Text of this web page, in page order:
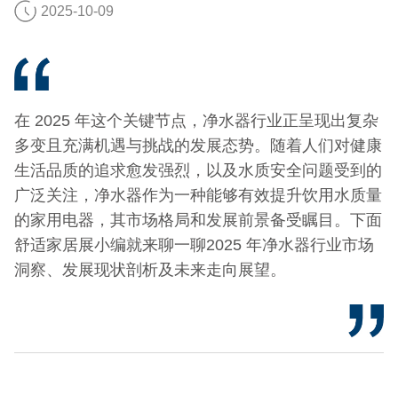
2025-10-09
在 2025 年这个关键节点，净水器行业正呈现出复杂
多变且充满机遇与挑战的发展态势。随着人们对健康
生活品质的追求愈发强烈，以及水质安全问题受到的
广泛关注，净水器作为一种能够有效提升饮用水质量
的家用电器，其市场格局和发展前景备受瞩目。下面
舒适家居展小编就来聊一聊2025 年净水器行业市场
洞察、发展现状剖析及未来走向展望。